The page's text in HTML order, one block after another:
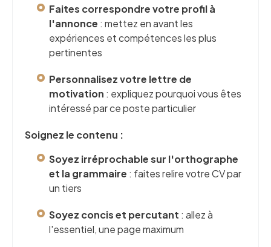
Faites correspondre votre profil à
l'annonce : mettez en avant les
expériences et compétences les plus
pertinentes
Personnalisez votre lettre de
motivation : expliquez pourquoi vous êtes
intéressé par ce poste particulier
Soignez le contenu :
Soyez irréprochable sur l'orthographe
et la grammaire : faites relire votre CV par
un tiers
Soyez concis et percutant : allez à
l'essentiel, une page maximum